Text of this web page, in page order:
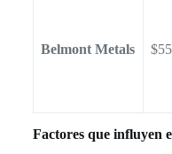
Belmont Metals
Factores que influyen